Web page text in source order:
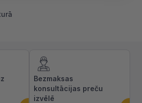
Bezmaksas
konsultācijas preču
izvēlē